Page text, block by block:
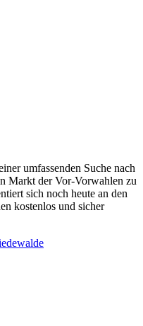
umfassenden Suche nach
Markt der Vor-Vorwahlen zu
sich noch heute an den
kostenlos und sicher